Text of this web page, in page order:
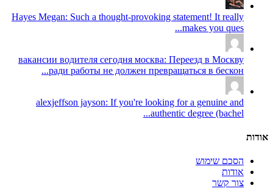
Hayes Megan: Such a thought-provoking statement! It really
makes you ques...
вакансии водителя сегодня москва: Переезд в Москву
ради работы не должен превращаться в бескон...
alexjeffson jayson: If you're looking for a genuine and
authentic degree (bachel...
אודות
הסכם שימוש
אודות
צור קשר